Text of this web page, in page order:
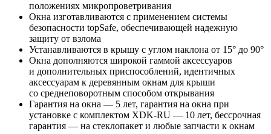
положениях микропроветривания
Окна изготавливаются с применением системы
безопасности topSafe, обеспечивающей надежную
защиту от взлома
Устанавливаются в крышу с углом наклона от 15° до 90°
Окна дополняются широкой гаммой аксессуаров
и дополнительных приспособлений, идентичных
аксессуарам к деревянным окнам для крыши
со среднеповоротным способом открывания
Гарантия на окна — 5 лет, гарантия на окна при
установке с комплектом XDK-RU — 10 лет, бессрочная
гарантия — на стеклопакет и любые запчасти к окнам